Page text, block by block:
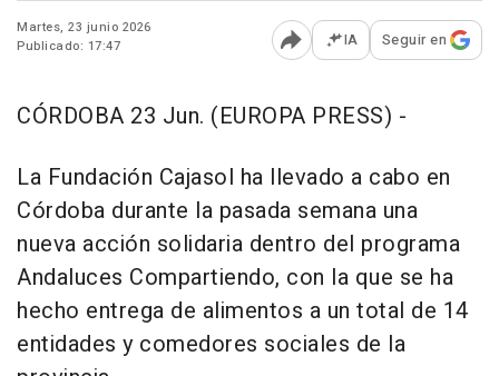
Martes, 23 junio 2026
Publicado: 17:47
Abrir opciones para
IA Seguir en
CÓRDOBA 23 Jun. (EUROPA PRESS) -
La Fundación Cajasol ha llevado a cabo en
Córdoba durante la pasada semana una
nueva acción solidaria dentro del programa
Andaluces Compartiendo, con la que se ha
hecho entrega de alimentos a un total de 14
entidades y comedores sociales de la